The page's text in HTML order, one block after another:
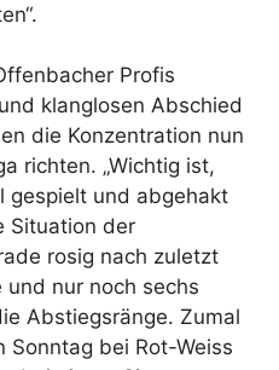
Profis
klanglosen Abschied
die Konzentration nun
richten. „Wichtig ist,
gespielt und abgehakt
Situation der
rosig nach zuletzt
und nur noch sechs
Abstiegsränge. Zumal
Sonntag bei Rot-Weiss